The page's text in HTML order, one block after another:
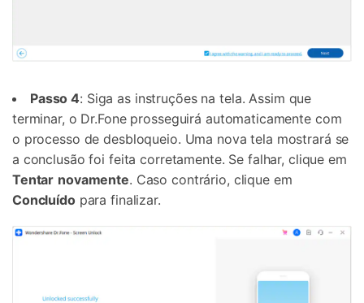
Passo 4: Siga as instruções na tela. Assim que
terminar, o Dr.Fone prosseguirá automaticamente com
o processo de desbloqueio. Uma nova tela mostrará se
a conclusão foi feita corretamente. Se falhar, clique em
Tentar novamente. Caso contrário, clique em
Concluídopara finalizar.